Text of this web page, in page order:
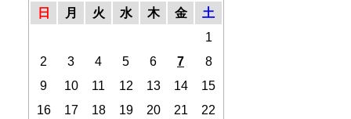
日
月 火 水 木 金
土
1
2
3 4 5 6 7
8
9
10 11 12 13 14
15
16
17 18 19 20 21 22